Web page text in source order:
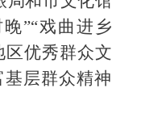
晚”“戏曲进乡
区优秀群众文
层群众精神